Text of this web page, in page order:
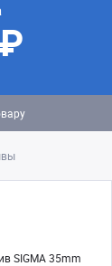
SIGMA 35mm